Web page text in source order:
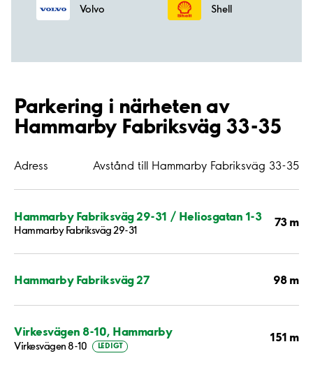
Volvo Shell
Parkering i närheten av
Hammarby Fabriksväg 33-35
Adress Avstånd till Hammarby Fabriksväg 33-35
Hammarby Fabriksväg 29-31 / Heliosgatan 1-3
Hammarby Fabriksväg 29-31
73 m
Hammarby Fabriksväg 27 98 m
Virkesvägen 8-10, Hammarby
Virkesvägen 8-10 LEDIGT
151 m